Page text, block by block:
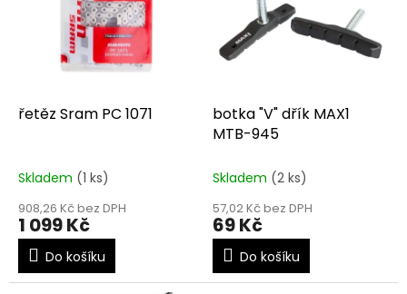
dřetěz Sram PC 1071
Skladem (1 ks)
908,26 Kč bez DPH
1 099 Kč
Do košíku
botka "V" dřík MAX1
MTB-945
Skladem (2 ks)
57,02 Kč bez DPH
69 Kč
Do košíku